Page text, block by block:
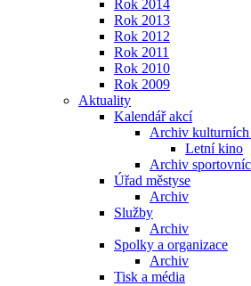
Rok 2014
Rok 2013
Rok 2012
Rok 2011
Rok 2010
Rok 2009
Aktuality
Kalendář akcí
Archiv
Letní kino
Archiv
Úřad městyse
Archiv
Služby
Archiv
Spolky a organizace
Archiv
Tisk a média